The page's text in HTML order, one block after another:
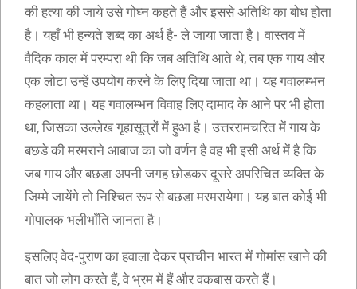
की हत्या की जाये उसे गोघ्न कहते हैं और इससे अतिथि का बोध होता
है। यहाँ भी हन्यते शब्द का अर्थ है- ले जाया जाता है। वास्तव में
वैदिक काल में परम्परा थी कि जब अतिथि आते थे, तब एक गाय और
एक लोटा उन्हें उपयोग करने के लिए दिया जाता था। यह गवालम्भन
कहलाता था। यह गवालम्भन विवाह लिए दामाद के आने पर भी होता
था, जिसका उल्लेख गृह्यसूत्रों में हुआ है। उत्तररामचरित में गाय के
बछडे की मरमराने आबाज का जो वर्णन है वह भी इसी अर्थ में है कि
जब गाय और बछडा अपनी जगह छोडकर दूसरे अपरिचित व्यक्ति के
जिम्मे जायेंगे तो निश्चित रूप से बछडा मरमरायेगा। यह बात कोई भी
गोपालक भलीभाँति जानता है।
इसलिए वेद-पुराण का हवाला देकर प्राचीन भारत में गोमांस खाने की
बात जो लोग करते हैं, वे भ्रम में हैं और वकबास करते हैं।